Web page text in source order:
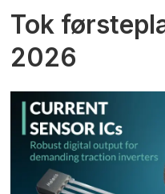
Tok
2026